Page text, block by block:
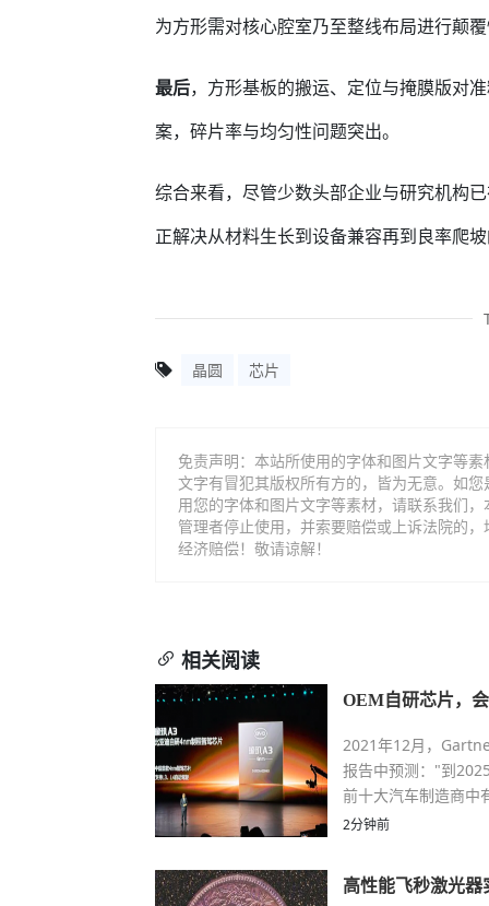
为方形需对核心腔室乃至整线布局进行颠
最后，方形基板的搬运、定位与掩膜版对
案，碎片率与均匀性问题突出。
综合来看，尽管少数头部企业与研究机构
正解决从材料生长到设备兼容再到良率爬
晶圆 芯片
免责声明：本站所使用的字体和图片文字等
文字有冒犯其版权所有方的，皆为无意。如
用您的字体和图片文字等素材，请联系我们
管理者停止使用，并索要赔偿或上诉法院的
经济赔偿！敬请谅解！
相关阅读
OEM自研芯片，
2021年12月，
报告中预测："到
前十大汽车制造商中
2分钟前
高性能飞秒激光器